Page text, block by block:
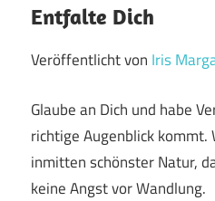
Entfalte Dich
Veröffentlicht von Iris
Glaube an Dich und habe
richtige Augenblick kommt.
inmitten schönster Natur,
keine Angst vor Wandlung.